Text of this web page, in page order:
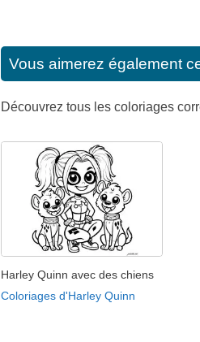
Vous aimerez également
Découvrez tous les coloriages
Harley Quinn avec des chiens
Coloriages d'Harley Quinn